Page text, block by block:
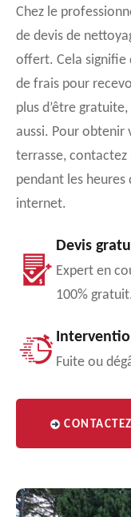
Chez le
de devis de
offert. Cela signifie
de frais pour
plus d’être
aussi. Pour obtenir
terrasse,
pendant les heures
internet.
Devis
Expert en
100%
Fuite ou